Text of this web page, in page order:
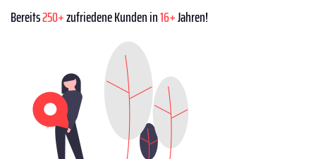
Bereits250+zufriedene Kunden in16+Jahren!